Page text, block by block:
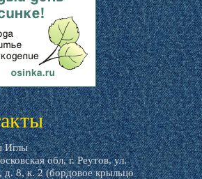
Иглы
обл, г. Реутов, ул.
д. 8, к. 2 (бордовое крыльцо